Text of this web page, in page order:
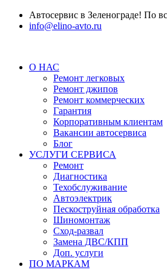
Автосервис в Зеленограде! По
info@elino-avto.ru
О НАС
Ремонт легковых
Ремонт джипов
Ремонт коммерческих
Гарантия
Корпоративным клиентам
Вакансии автосервиса
Блог
УСЛУГИ СЕРВИСА
Ремонт
Диагностика
Техобслуживание
Автоэлектрик
Пескоструйная обработка
Шиномонтаж
Сход-развал
Замена ДВС/КПП
Доп. услуги
ПО МАРКАМ